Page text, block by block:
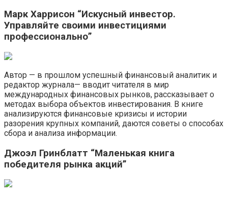
Марк Харрисон “Искусный инвестор.
Управляйте своими инвестициями
профессионально”
Автор — в прошлом успешный финансовый аналитик и
редактор журнала— вводит читателя в мир
международных финансовых рынков, рассказывает о
методах выбора объектов инвестирования. В книге
анализируются финансовые кризисы и истории
разорения крупных компаний, даются советы о способах
сбора и анализа информации.
Джоэл Гринблатт “Маленькая книга
победителя рынка акций”